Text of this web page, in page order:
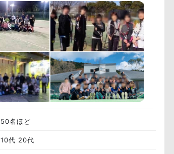
50名ほど
10代 20代